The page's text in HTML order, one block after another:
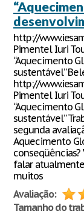
http://
Pimentel Iuri
“Aquecimento
sustentável”
http://
Pimentel Iuri
“Aquecimento
sustentável”
segunda
Aquecimento
falar
muitos
Avaliação:
Tamanho do